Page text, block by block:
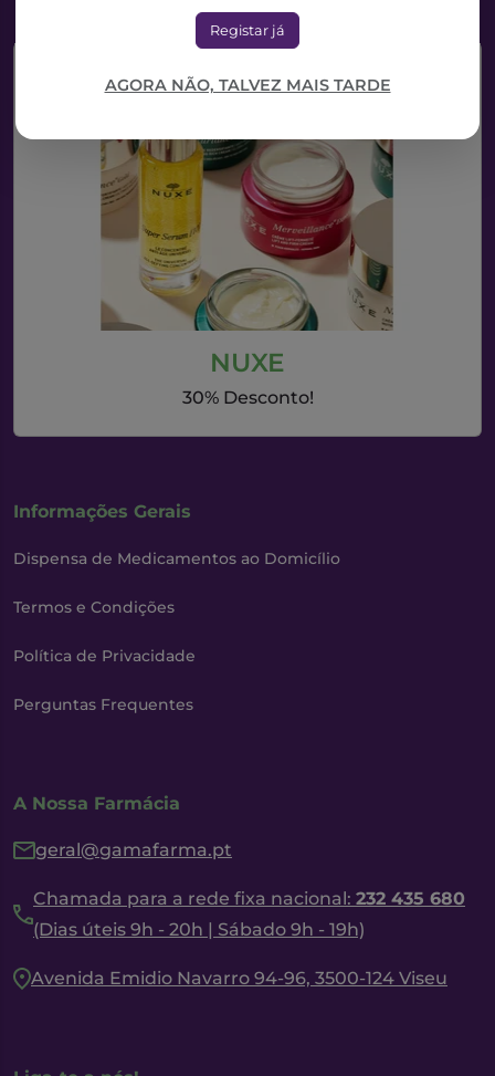
Registar já
AGORA NÃO, TALVEZ MAIS TARDE
NUXE
30% Desconto!
Informações Gerais
Dispensa de Medicamentos ao Domicílio
Termos e Condições
Política de Privacidade
Perguntas Frequentes
A Nossa Farmácia
geral@gamafarma.pt
Chamada para a rede fixa nacional: 232 435 680
(Dias úteis 9h - 20h | Sábado 9h - 19h)
Avenida Emidio Navarro 94-96, 3500-124 Viseu